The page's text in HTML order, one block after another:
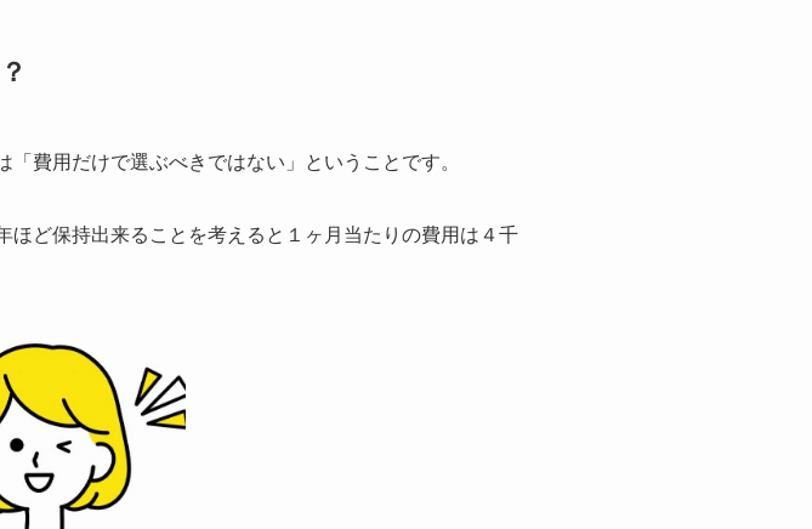
「費用だけで選ぶべきではない」ということです。
ど保持出来ることを考えると１ヶ月当たりの費用は４千